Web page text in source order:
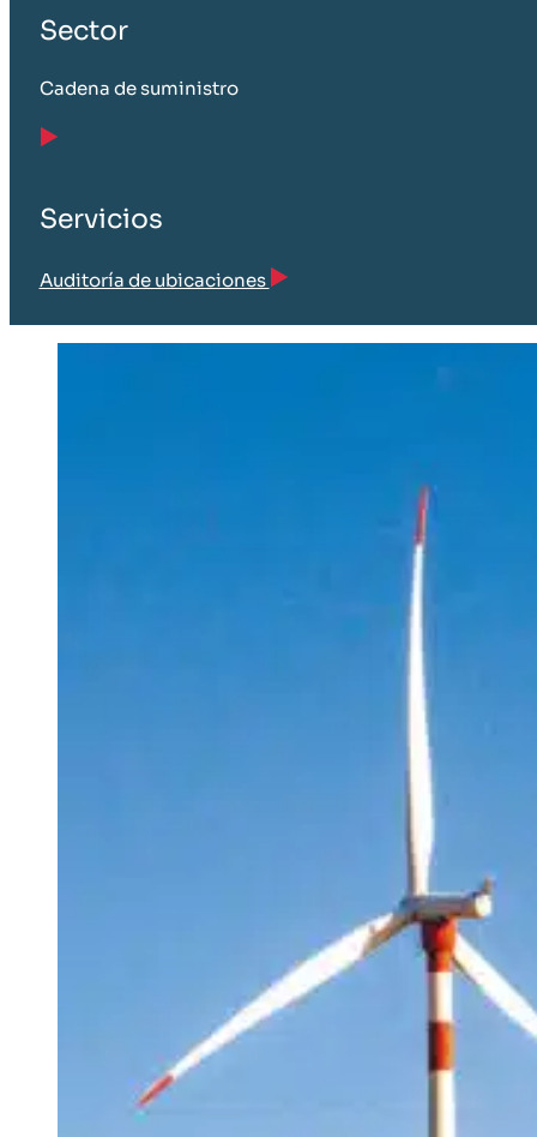
Sector
Cadena de suministro
Servicios
Auditoría de ubicaciones